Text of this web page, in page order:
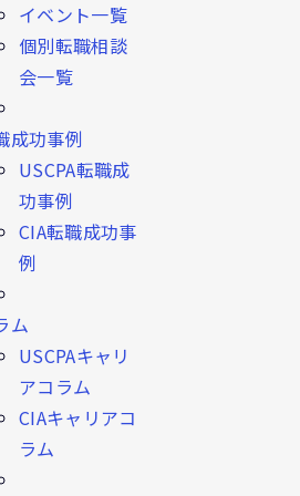
イベント一覧
個別転職相談
会一覧
成功事例
USCPA転職成
功事例
CIA転職成功事
例
ム
USCPAキャリ
アコラム
CIAキャリアコ
ラム